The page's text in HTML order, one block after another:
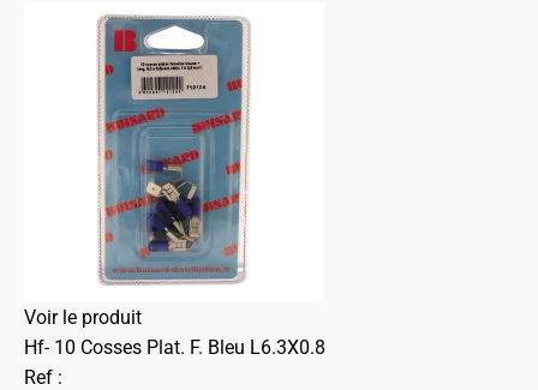
Voir le produit
Hf- 10 Cosses Plat. F. Bleu L6.3X0.8
Ref :